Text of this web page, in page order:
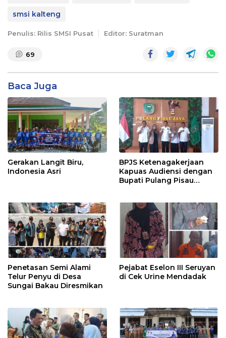
smsi kalteng
Penulis: Rilis SMSI Pusat Editor: Suratman
69
Baca Juga
Gerakan Langit Biru,
Indonesia Asri
BPJS Ketenagakerjaan
Kapuas Audiensi dengan
Bupati Pulang Pisau
Pekerja Rentan
Penetasan Semi Alami
Telur Penyu di Desa
Sungai Bakau Diresmikan
Pejabat Eselon III Seruyan
di Cek Urine Mendadak